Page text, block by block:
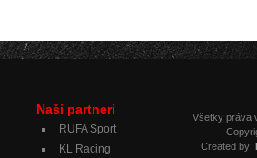
Všetky práva
Created by
Naši partneri
RUFA Sport
KL Racing